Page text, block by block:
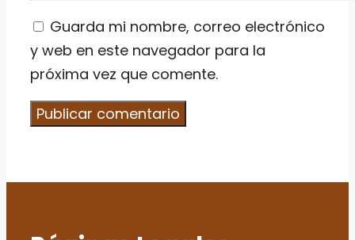
Guarda mi nombre, correo electrónico
y web en este navegador para la
próxima vez que comente.